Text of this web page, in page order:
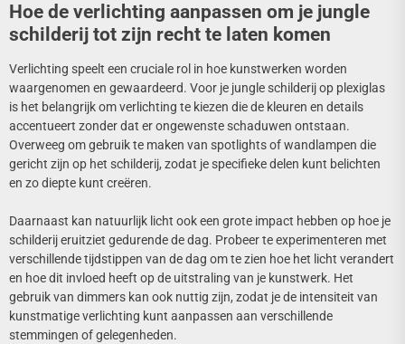
Hoe de verlichting aanpassen om je jungle
schilderij tot zijn recht te laten komen
Verlichting speelt een cruciale rol in hoe kunstwerken worden
waargenomen en gewaardeerd. Voor je jungle schilderij op plexiglas
is het belangrijk om verlichting te kiezen die de kleuren en details
accentueert zonder dat er ongewenste schaduwen ontstaan.
Overweeg om gebruik te maken van spotlights of wandlampen die
gericht zijn op het schilderij, zodat je specifieke delen kunt belichten
en zo diepte kunt creëren.
Daarnaast kan natuurlijk licht ook een grote impact hebben op hoe je
schilderij eruitziet gedurende de dag. Probeer te experimenteren met
verschillende tijdstippen van de dag om te zien hoe het licht verandert
en hoe dit invloed heeft op de uitstraling van je kunstwerk. Het
gebruik van dimmers kan ook nuttig zijn, zodat je de intensiteit van
kunstmatige verlichting kunt aanpassen aan verschillende
stemmingen of gelegenheden.